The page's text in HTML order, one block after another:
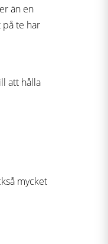
än en
på te har
att hålla
mycket